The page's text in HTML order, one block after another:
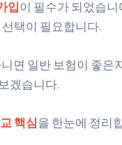
입이 필수가 되었습니
택이 필요합니다.
면 일반 보험이 좋은
겠습니다.
핵심을 한눈에 정리